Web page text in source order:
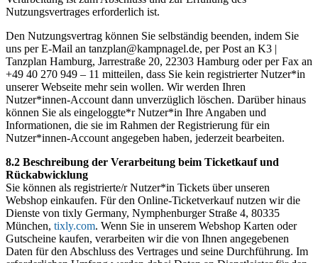
Nutzungsvertrages erforderlich ist.
Den Nutzungsvertrag können Sie selbständig beenden, indem Sie
uns per E-Mail an tanzplan@kampnagel.de, per Post an K3 |
Tanzplan Hamburg, Jarrestraße 20, 22303 Hamburg oder per Fax an
+49 40 270 949 – 11 mitteilen, dass Sie kein registrierter Nutzer*in
unserer Webseite mehr sein wollen. Wir werden Ihren
Nutzer*innen-Account dann unverzüglich löschen. Darüber hinaus
können Sie als eingeloggte*r Nutzer*in Ihre Angaben und
Informationen, die sie im Rahmen der Registrierung für ein
Nutzer*innen-Account angegeben haben, jederzeit bearbeiten.
8.2 Beschreibung der Verarbeitung beim Ticketkauf und
Rückabwicklung
Sie können als registrierte/r Nutzer*in Tickets über unseren
Webshop einkaufen. Für den Online-Ticketverkauf nutzen wir die
Dienste von tixly Germany, Nymphenburger Straße 4, 80335
München, tixly.com. Wenn Sie in unserem Webshop Karten oder
Gutscheine kaufen, verarbeiten wir die von Ihnen angegebenen
Daten für den Abschluss des Vertrages und seine Durchführung. Im